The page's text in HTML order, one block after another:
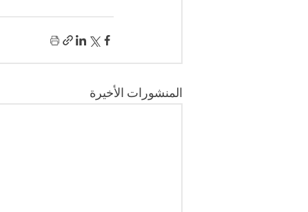
المنشورات الأخيرة